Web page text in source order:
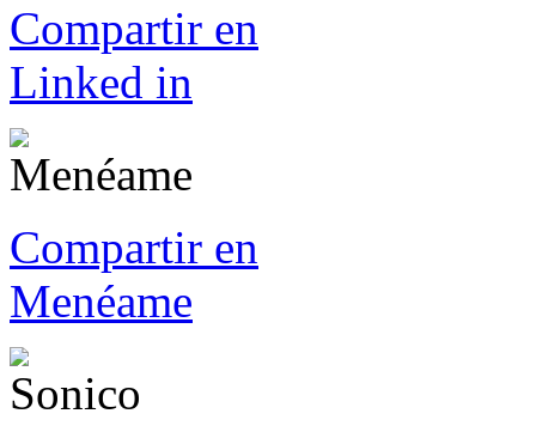
Compartir en
Linked in
Compartir en
Menéame